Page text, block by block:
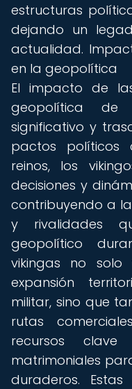
estructuras
dejando un
actualidad.
en la geopolítica
El impacto de
geopolítica
significativo y
pactos políticos
reinos, los
decisiones y
contribuyendo a
y rivalidades
geopolítico
vikingas no
expansión
militar, sino que
rutas
recursos
matrimoniales
duraderos.